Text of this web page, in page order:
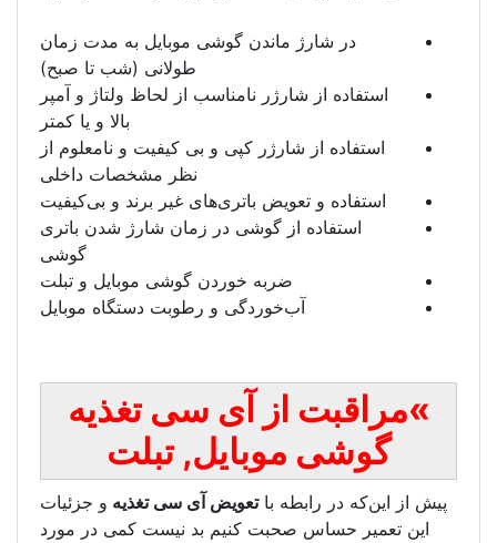
گوشی موبایل به مدت زمان
نامناسب از لحاظ ولتاژ و آمپر
کپی و بی کیفیت و نامعلوم از
باتری‌های غیر برند و بی‌کیفیت
گوشی در زمان شارژ شدن باتری
خوردن گوشی موبایل و تبلت
و رطوبت دستگاه موبایل
از آی سی تغذیه
تبلت
تعویض آی سی تغذیه و جزئیات
کنیم بد نیست کمی در مورد